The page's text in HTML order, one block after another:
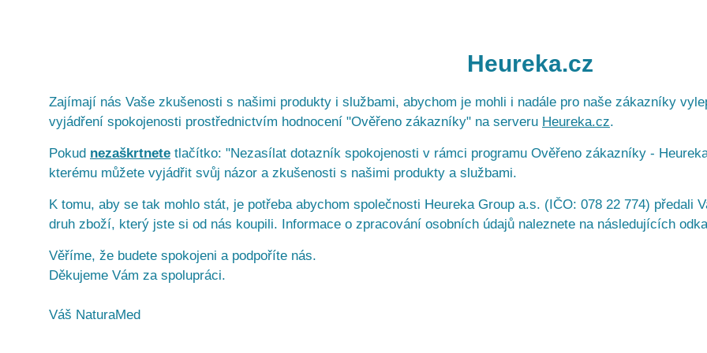
Heureka.cz
Zajímají nás Vaše zkušenosti s našimi produkty i službami, abychom je mohli i nadále pro naše zákazníky
vyjádření spokojenosti prostřednictvím hodnocení "Ověřeno zákazníky" na serveru Heureka.cz.
Pokud nezaškrtnete tlačítko: "Nezasílat dotazník spokojenosti v rámci programu Ověřeno zákazníky -
kterému můžete vyjádřit svůj názor a zkušenosti s našimi produkty a službami.
K tomu, aby se tak mohlo stát, je potřeba abychom společnosti Heureka Group a.s. (IČO: 078 22 774) předali
druh zboží, který jste si od nás koupili. Informace o zpracování osobních údajů naleznete na následujících
Věříme, že budete spokojeni a podpoříte nás.
Děkujeme Vám za spolupráci.
Váš NaturaMed